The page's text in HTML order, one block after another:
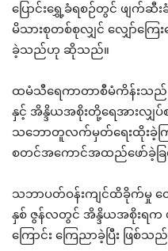
ပြောင်းရွှေ့ခံရစဉ်တွင် ဖျက်ဆီ
မိသားစုတစ်စုလျှင် လျှော်ကြေး
ခဲ့သည်ဟု ဆိုသည်။
ထမံသီရေကာတာစီမံကိန်းသည် ၂
နှင့် အိန္ဒိယအစိုးတို့ရေအားလ
သဘောတူလက်မှတ်ရေးထိုးခဲ့ကြ
စတင်အကောင်အထည်ဖော်ခဲ့ခြ
သဘာပတ်ဝန်းကျင်ထိခိုက်မှု တေ
နှစ် ဇွန်လတွင် အိန္ဒိယအစိုးရ
ကြောင်း ကြေညာခဲ့ပြီး ဖြစ်သည်